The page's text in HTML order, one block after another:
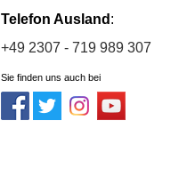
Telefon Ausland :
+49 2307 - 719 989 307
Sie finden uns auch bei